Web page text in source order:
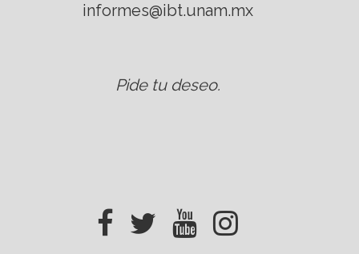
informes@ibt.unam.mx
Pide tu deseo.